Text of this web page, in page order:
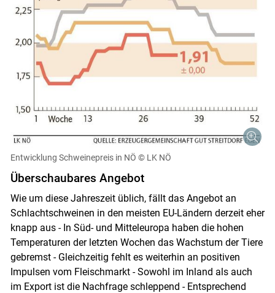
Skip to main content
Entwicklung Schweinepreis in NÖ © LK NÖ
Überschaubares Angebot
Wie um diese Jahreszeit üblich, fällt das Angebot an
Schlachtschweinen in den meisten EU-Ländern derzeit eher
knapp aus - In Süd- und Mitteleuropa haben die hohen
Temperaturen der letzten Wochen das Wachstum der Tiere
gebremst - Gleichzeitig fehlt es weiterhin an positiven
Impulsen vom Fleischmarkt - Sowohl im Inland als auch
im Export ist die Nachfrage schleppend - Entsprechend